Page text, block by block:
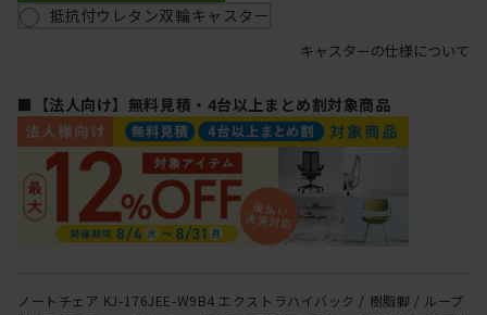
抵抗付ウレタン双輪キャスター
キャスターの仕様について
■【法人向け】無料見積・4台以上まとめ割対象商品
ノートチェア KJ-176JEE-W9B4 エクストラハイバック / 樹脂脚 / ループ